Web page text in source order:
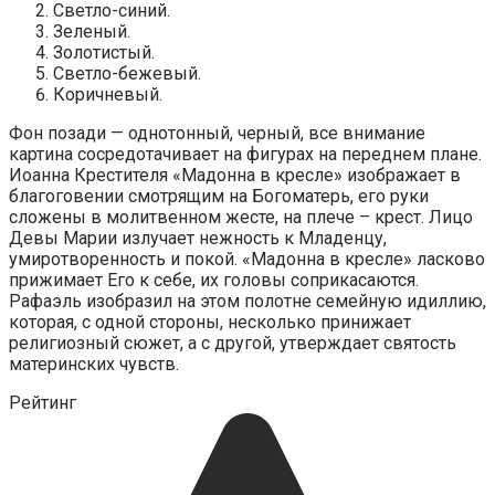
Светло-синий.
Зеленый.
Золотистый.
Светло-бежевый.
Коричневый.
Фон позади — однотонный, черный, все внимание
картина сосредотачивает на фигурах на переднем плане.
Иоанна Крестителя «Мадонна в кресле» изображает в
благоговении смотрящим на Богоматерь, его руки
сложены в молитвенном жесте, на плече – крест. Лицо
Девы Марии излучает нежность к Младенцу,
умиротворенность и покой. «Мадонна в кресле» ласково
прижимает Его к себе, их головы соприкасаются.
Рафаэль изобразил на этом полотне семейную идиллию,
которая, с одной стороны, несколько принижает
религиозный сюжет, а с другой, утверждает святость
материнских чувств.
Рейтинг